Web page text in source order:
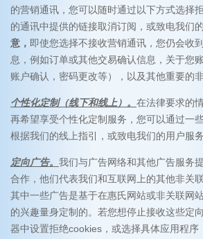
的营销通讯，您可以随时通过以下方式选择
的通讯中提供的链接取消订阅，或致电我们
意， 即使您选择不接收营销通讯，您仍会收
息，例如订单或其他交易确认信息，关于您
账户确认，密码更改等），以及其他重要的
个性化定制（线下和线上）。 在法律要求的
再希望享受个性化定制服务，您可以通过一
根据我们的线上指引，或致电我们的用户服务
定向广告。 我们与广告网络和其他广告服务
合作，他们代表我们和互联网上的其他非关
其中一些广告是基于在惠氏网站或非关联网
的兴趣量身定制的。若您想停止接收这些定
器中设置拒绝cookies，或选择具体应用程序